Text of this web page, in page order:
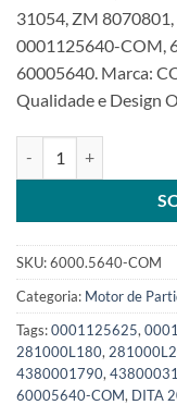
31054, ZM
0001125640-COM,
60005640. Marca:
Qualidade e Design
SKU:6000.5640-COM
Categoria: Motor de
Tags:0001125625,
281000L180,
4380001790,
60005640-COM, DITA